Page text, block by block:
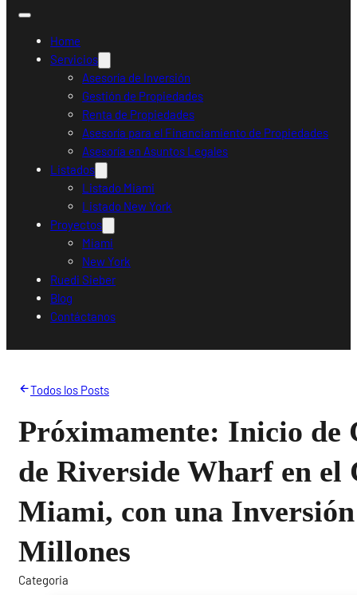
Home
Servicios
Asesoría de Inversión
Gestión de Propiedades
Renta de Propiedades
Asesoría para el Financiamiento de Propiedades
Asesoría en Asuntos Legales
Listados
Listado Miami
Listado New York
Proyectos
Miami
New York
Ruedi Sieber
Blog
Contáctanos
Todos los Posts
Próximamente: Inicio de
de Riverside Wharf en el
Miami, con una Inversión
Millones
Categoria